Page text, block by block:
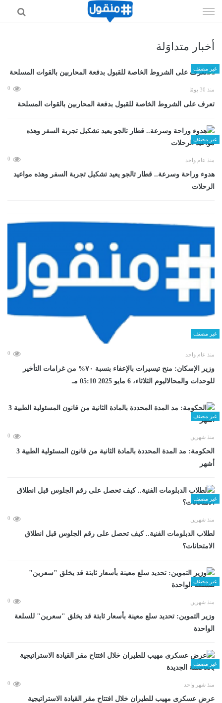
الى
أخبار متداوَلة
غير مصنف
منذ 30 يومًا 0
تعرف على الشروط الخاصة للقبول بدفعة المحاربين بالقوات المسلحة
غير مصنف
منذ عام واحد 0
هدوء وراحة وسرعة.. قطار تالجو يعيد تشكيل تجربة السفر وهذه مواعيد
الرحلات
غير مصنف
منذ عام واحد 0
وزير الإسكان: منح تيسيرات بالإعفاء بنسبة ٧٠% من غرامات التأخير
للوحدات والمحالاليوم الثلاثاء، 6 مايو 2025 05:10 مـ
غير مصنف
منذ شهرين 0
الحكومة: مد المدة المحددة بالمادة الثانية من قانون المسئولية الطبية 3
أشهر
غير مصنف
منذ شهرين 0
لطلاب الدبلومات الفنية.. كيف تحصل على رقم الجلوس قبل انطلاق
الامتحانات؟
غير مصنف
منذ شهرين 0
وزير التموين: تحديد سلع معينة بأسعار ثابتة قد يخلق "سعرين" للسلعة
الواحدة
غير مصنف
منذ شهر واحد 0
عرض عسكرى مهيب للطيران خلال افتتاح مقر القيادة الاستراتيجية